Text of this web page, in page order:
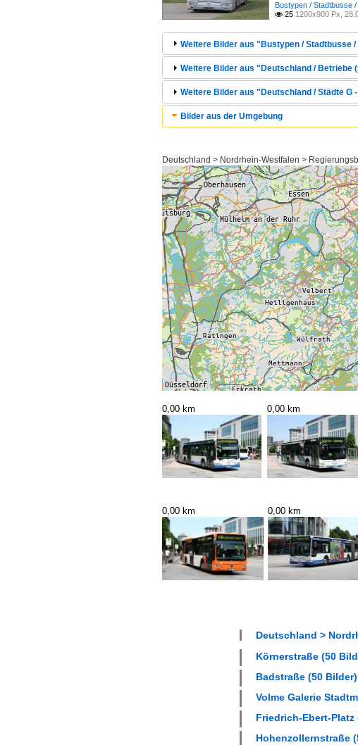
Bustypen / Stadtbusse
 25 1200x900 Px,
Weitere Bilder aus "Bustypen / Stadtbusse
Weitere Bilder aus "Deutschland / Betriebe
Weitere Bilder aus "Deutschland / Städte G
Bilder aus der Umgebung
Deutschland > Nordrhein-Westfalen >
0,00 km 0,00 km
0,00 km 0,00 km
Deutschland >
Körnerstraße (50
Badstraße (50 Bilder)
Volme Galerie
Friedrich-Ebert-Platz
Hohenzollernstraße